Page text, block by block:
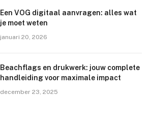
Een VOG digitaal aanvragen: alles wat
je moet weten
januari 20, 2026
Beachflags en drukwerk: jouw complete
handleiding voor maximale impact
december 23, 2025